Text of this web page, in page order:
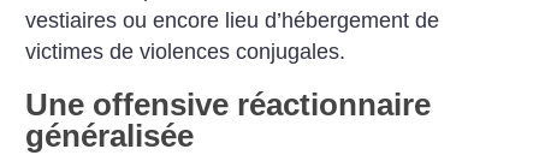
vestiaires ou encore lieu d’hébergement de
victimes de violences conjugales.
Une offensive réactionnaire
généralisée